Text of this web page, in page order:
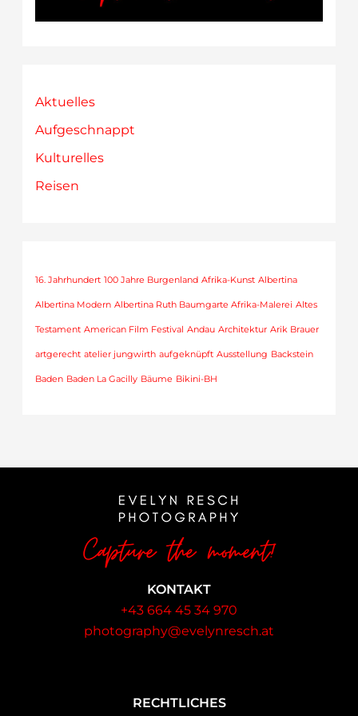
Aktuelles
Aufgeschnappt
Kulturelles
Reisen
16. Jahrhundert 100 Jahre Burgenland Afrika-Kunst Albertina
Albertina Modern Albertina Ruth Baumgarte Afrika-Malerei Altes
Testament American Film Festival Andau Architektur Arik Brauer
artgerecht atelier jungwirth aufgeknüpft Ausstellung Backstein
Baden Baden La Gacilly Bäume Bikini-BH
KONTAKT
+43 664 45 34 970
photography@evelynresch.at
RECHTLICHES